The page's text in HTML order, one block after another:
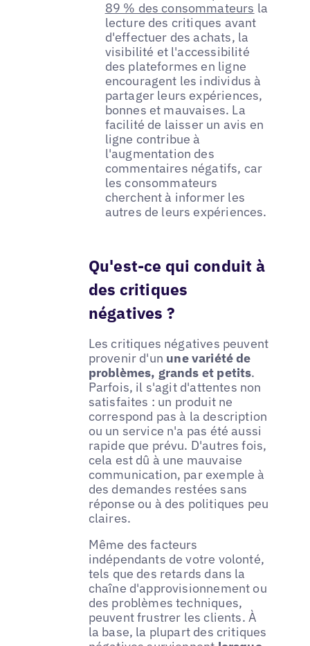
89 % des consommateurs la
lecture des critiques avant
d'effectuer des achats, la
visibilité et l'accessibilité
des plateformes en ligne
encouragent les individus à
partager leurs expériences,
bonnes et mauvaises. La
facilité de laisser un avis en
ligne contribue à
l'augmentation des
commentaires négatifs, car
les consommateurs
cherchent à informer les
autres de leurs expériences.
Qu'est-ce qui conduit à
des critiques
négatives ?
Les critiques négatives peuvent
provenir d'un une variété de
problèmes, grands et petits.
Parfois, il s'agit d'attentes non
satisfaites : un produit ne
correspond pas à la description
ou un service n'a pas été aussi
rapide que prévu. D'autres fois,
cela est dû à une mauvaise
communication, par exemple à
des demandes restées sans
réponse ou à des politiques peu
claires.
Même des facteurs
indépendants de votre volonté,
tels que des retards dans la
chaîne d'approvisionnement ou
des problèmes techniques,
peuvent frustrer les clients. À
la base, la plupart des critiques